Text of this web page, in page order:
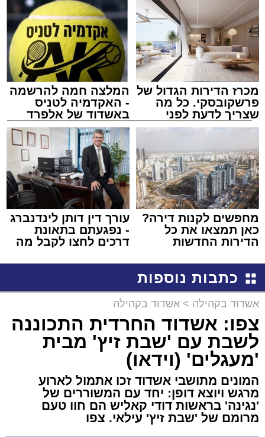
מכרז הדירות הגדול של
פרשקובסקי. כל מה
שצריך לדעת לפני
שמגישים הצעה לדירה
המלצה חמה להרשמה
- האקדמיה לטניס
באשדוד של אלפרד
קריאולנסקי - לילדים
מחפשים לקנות דירה?
כאן תמצאו את כל
הדירות החדשות
עורך דין דותן לינדנברג
- נפגעתם בתאונת
דרכים לחצו לקבל מה
כתבות נוספות
אשדוד בקהילה > אשדוד בקהילה
צפו: אשדוד החרדית התכוננה
לשבת עם 'שבת זיץ' מבית
'מעגלים' (וידאו)
המונים מתושבי אשדוד זכו אתמול לארוע
מרגש ויוצא דופן: יחד עם המשוררים של
'נגינה' בראשות דודי קאליש הם חוו טעם
מרומם של 'שבת זיץ' עילאי. צפו